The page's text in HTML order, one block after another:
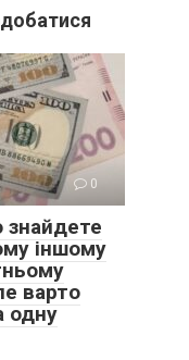
0
знайдете
іншому
варто
одну